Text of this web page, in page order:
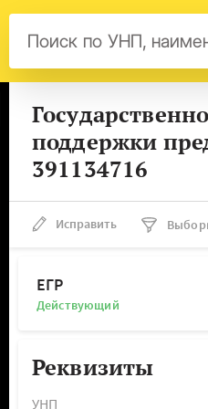
поддержки
391134716
Исправить
ЕГР
Действующий
Реквизиты
УНП